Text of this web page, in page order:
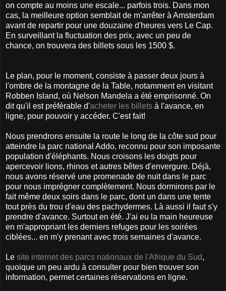
on compte au moins une escale... parfois trois. Dans mon
cas, la meilleure option semblait de m'arrêter à Amsterdam
avant de repartir pour une douzaine d'heures vers Le Cap.
En surveillant la fluctuation des prix, avec un peu de
chance, on trouvera des billets sous les 1500 $.
Le plan, pour le moment, consiste à passer deux jours à
l'ombre de la montagne de la Table, notamment en visitant
Robben Island, où Nelson Mandela a été emprisonné. On
dit qu'il est préférable d'acheter les billets à l'avance, en
ligne, pour pouvoir y accéder. C'est fait!
Nous prendrons ensuite la route le long de la côte sud pour
atteindre la parc national Addo, reconnu pour son imposante
population d'éléphants. Nous croisons les doigts pour
apercevoir lions, rhinos et autres bêtes d'envergure. Déjà,
nous avons réservé une promenade de nuit dans le parc
pour nous imprégner complètement. Nous dormirons par le
fait même deux soirs dans le parc, dont un dans une tente
tout près du trou d'eau des pachydermes. Là aussi il faut s'y
prendre d'avance. Surtout en été. J'ai eu la main heureuse
en m'appropriant les derniers refuges pour les soirées
ciblées... en m'y prenant avec trois semaines d'avance.
Le site internet des parcs nationaux de l'Afrique du Sud,
quoique un peu ardu à consulter pour bien trouver son
information, permet certaines réservations en ligne.